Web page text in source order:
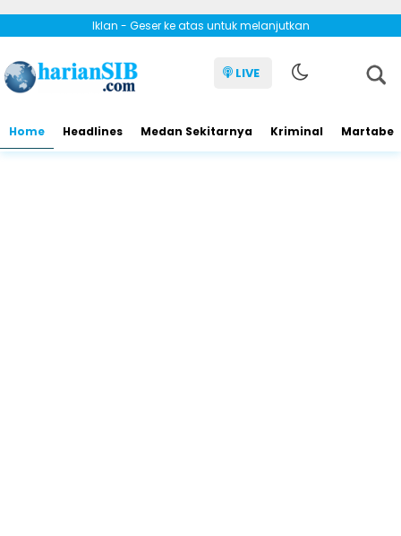
Iklan - Geser ke atas untuk melanjutkan
LIVE
Home Headlines Medan Sekitarnya Kriminal Martabe